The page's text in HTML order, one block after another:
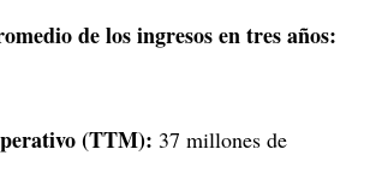
de los ingresos en tres años:
(TTM): 37 millones de